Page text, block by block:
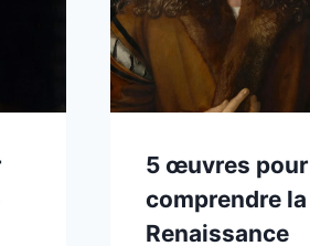
5 œuvres pour
comprendre la
Renaissance